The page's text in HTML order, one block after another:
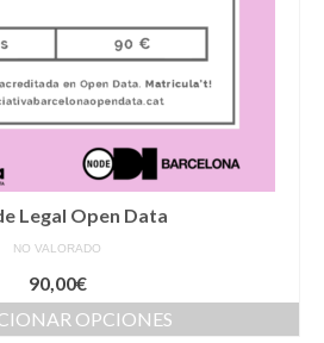
página
Legal Open Data
NO VALORADO
90,00€
OPCIONES